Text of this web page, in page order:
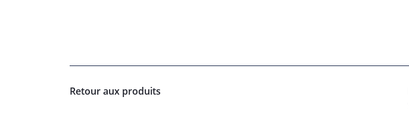
Retour aux produits